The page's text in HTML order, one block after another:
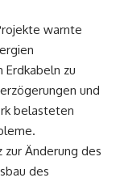
warnte
Erdkabeln zu
und
belasteten
Änderung des
des